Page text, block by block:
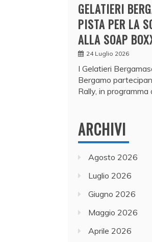
GELATIERI
PISTA PER LA
ALLA SOAP
24 Luglio 2026
I Gelatieri
Bergamo
Rally, in
ARCHIVI
Agosto 2026
Luglio 2026
Giugno 2026
Maggio 2026
Aprile 2026